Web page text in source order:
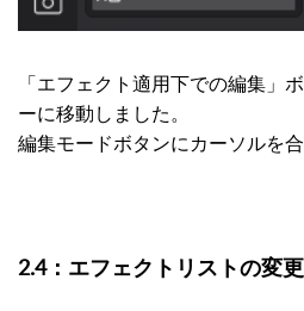
「エフェクト適用下での編集」
ーに移動しました。
編集モードボタンにカーソルを
2.4：エフェクトリストの変更